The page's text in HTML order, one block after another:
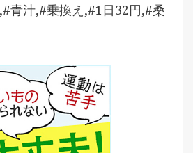
青汁,#乗換え,#1日32円,#桑